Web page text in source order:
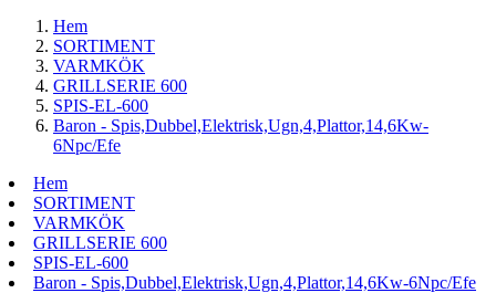
Hem
SORTIMENT
VARMKÖK
GRILLSERIE 600
SPIS-EL-600
Baron - Spis,Dubbel,Elektrisk,Ugn,4,Plattor,14,6Kw-
6Npc/Efe
Hem
SORTIMENT
VARMKÖK
GRILLSERIE 600
SPIS-EL-600
Baron - Spis,Dubbel,Elektrisk,Ugn,4,Plattor,14,6Kw-6Npc/Efe